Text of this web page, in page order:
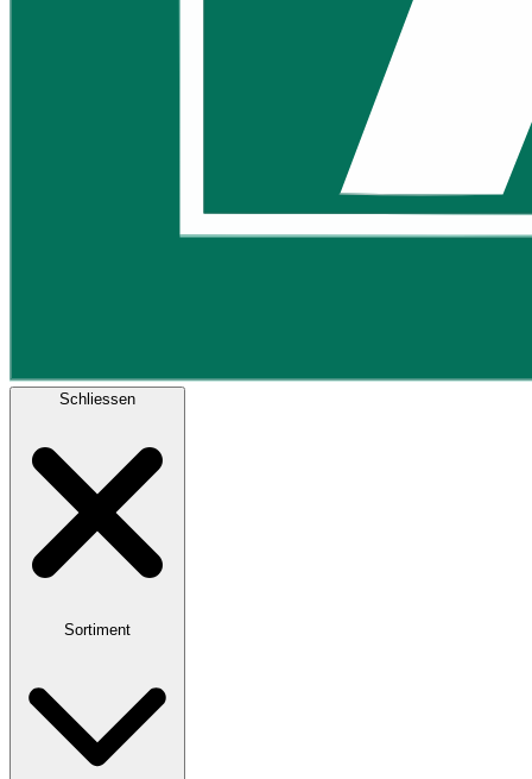
Schliessen
Sortiment